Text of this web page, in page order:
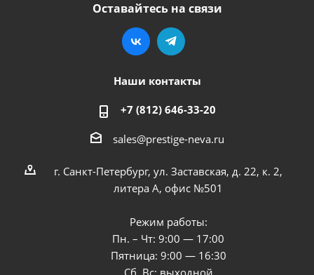
Оставайтесь на связи
Наши контакты
+7 (812) 646-33-20
sales@prestige-neva.ru
г. Санкт-Петербург, ул. Заставская, д. 22, к. 2,
литера А, офис №501
Режим работы:
Пн. – Чт: 9:00 — 17:00
Пятница: 9:00 — 16:30
Сб, Вс: выходной